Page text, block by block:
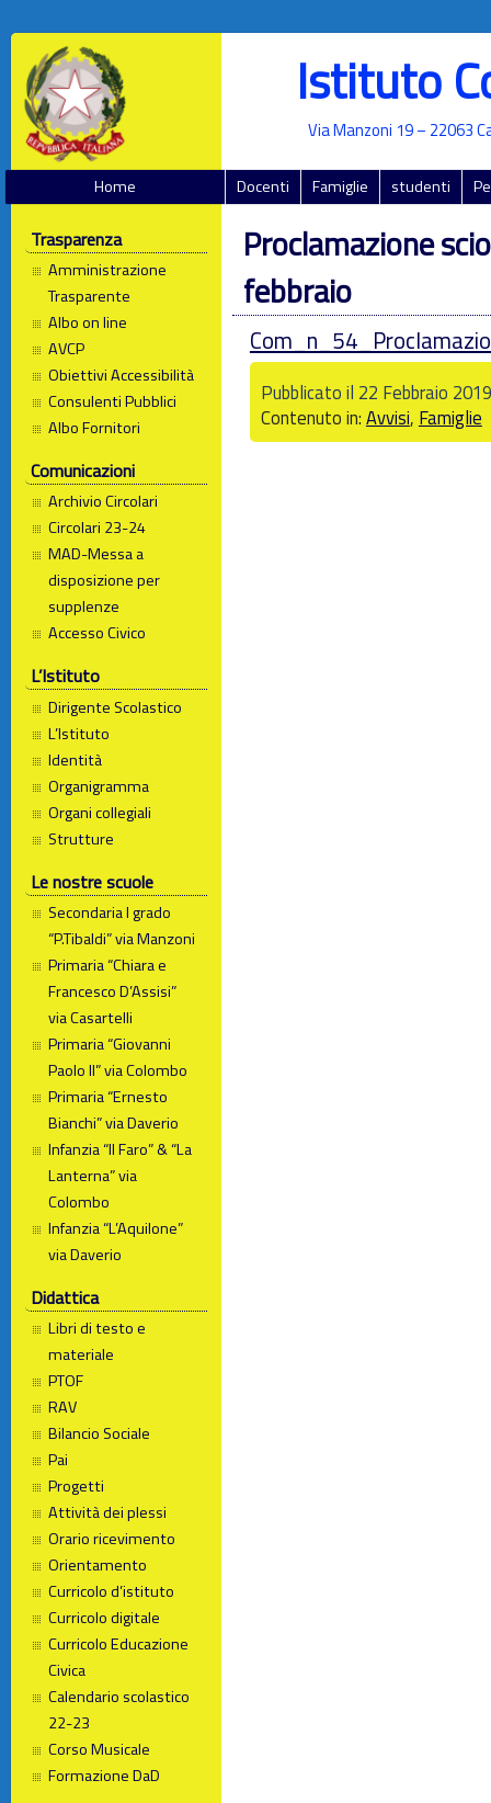
Istituto
Via Manzoni 19 – 22063
Home Docenti Famiglie studenti
Trasparenza
Amministrazione
Trasparente
Albo on line
AVCP
Obiettivi Accessibilità
Consulenti Pubblici
Albo Fornitori
Comunicazioni
Archivio Circolari
Circolari 23-24
MAD-Messa a
disposizione per
supplenze
Accesso Civico
L’Istituto
Dirigente Scolastico
L’Istituto
Identità
Organigramma
Organi collegiali
Strutture
Le nostre scuole
Secondaria I grado
“P.Tibaldi” via Manzoni
Primaria “Chiara e
Francesco D’Assisi”
via Casartelli
Primaria “Giovanni
Paolo II” via Colombo
Primaria “Ernesto
Bianchi” via Daverio
Infanzia “Il Faro” & “La
Lanterna” via
Colombo
Infanzia “L’Aquilone”
via Daverio
Didattica
Libri di testo e
materiale
PTOF
RAV
Bilancio Sociale
Pai
Progetti
Attività dei plessi
Orario ricevimento
Orientamento
Curricolo d’istituto
Curricolo digitale
Curricolo Educazione
Civica
Calendario scolastico
22-23
Corso Musicale
Formazione DaD
Proclamazione
febbraio
Pubblicato il 22 Febbraio
Contenuto in: Avvisi, Famiglie